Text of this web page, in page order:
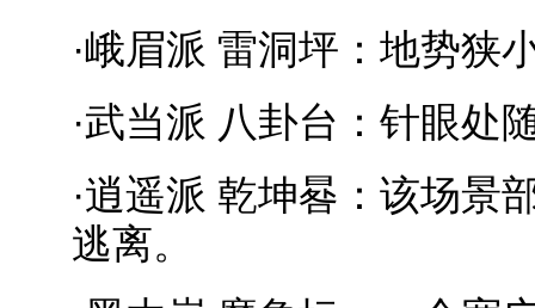
·峨眉派 雷洞坪：地势狭
·武当派 八卦台：针眼处
·逍遥派 乾坤晷：该场景
逃离。